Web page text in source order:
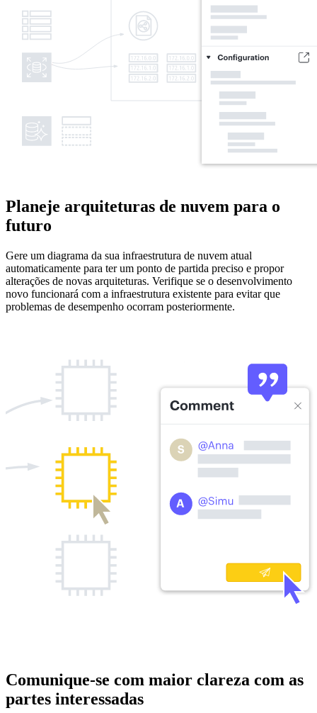
Planeje arquiteturas de nuvem para o
futuro
Gere um diagrama da sua infraestrutura de nuvem atual
automaticamente para ter um ponto de partida preciso e propor
alterações de novas arquiteturas. Verifique se o desenvolvimento
novo funcionará com a infraestrutura existente para evitar que
problemas de desempenho ocorram posteriormente.
Comunique-se com maior clareza com as
partes interessadas